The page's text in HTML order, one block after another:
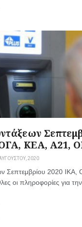
ΚΕΑ, Α21,
2020
Σεπτεμβρίου 2020
οι πληροφορίες για